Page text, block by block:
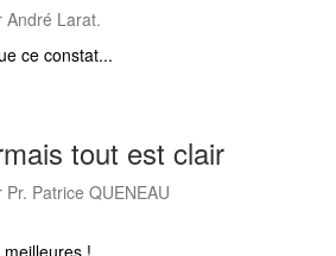
André Larat.
ce constat...
tout est clair
Patrice QUENEAU
!